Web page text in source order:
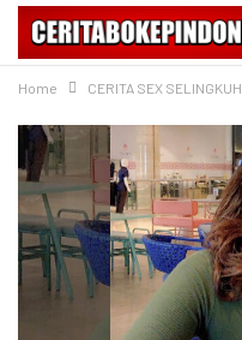
Home CERITA SEX SELINGKUH